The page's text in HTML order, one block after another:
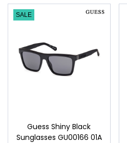
SALE
Guess Shiny Black
Sunglasses GU00166 01A